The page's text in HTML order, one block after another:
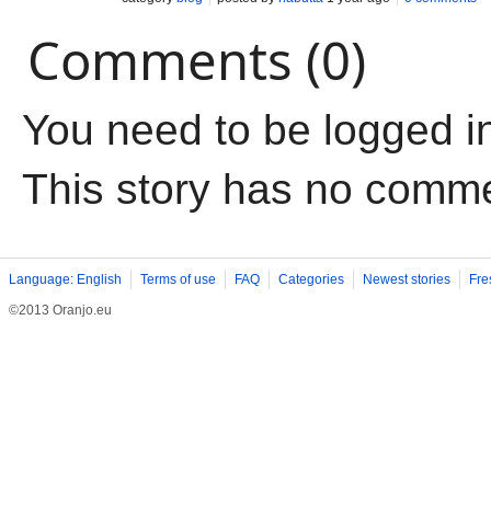
Comments (0)
You need to be logged
This story has no
Language: English Terms of use FAQ Categories Newest stories
©2013 Oranjo.eu